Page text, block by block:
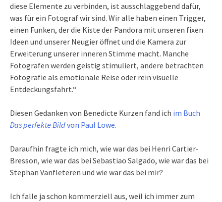
diese Elemente zu verbinden, ist ausschlaggebend dafür,
was für ein Fotograf wir sind. Wir alle haben einen Trigger,
einen Funken, der die Kiste der Pandora mit unseren fixen
Ideen und unserer Neugier öffnet und die Kamera zur
Erweiterung unserer inneren Stimme macht. Manche
Fotografen werden geistig stimuliert, andere betrachten
Fotografie als emotionale Reise oder rein visuelle
Entdeckungsfahrt.“
Diesen Gedanken von Benedicte Kurzen fand ich im Buch
Das perfekte Bildvon Paul Lowe.
Daraufhin fragte ich mich, wie war das bei Henri Cartier-
Bresson, wie war das bei Sebastiao Salgado, wie war das bei
Stephan Vanfleteren und wie war das bei mir?
Ich falle ja schon kommerziell aus, weil ich immer zum